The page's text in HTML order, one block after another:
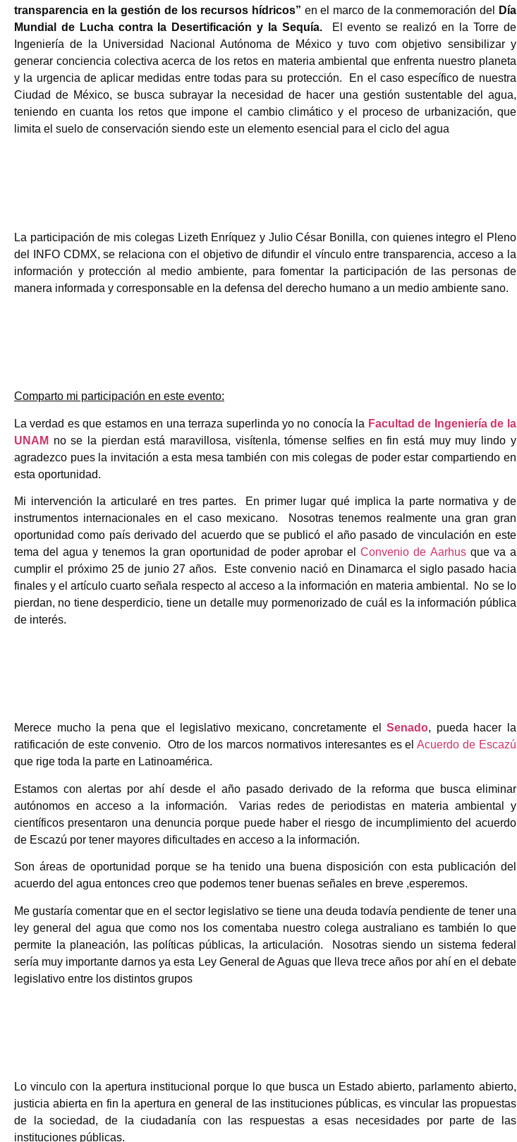
transparencia en la gestión de los recursos hídricos” en el marco de la conmemoración del
Día
Mundial de Lucha contra la Desertificación y la Sequía.
El evento se realizó en la Torre de
Ingeniería de la Universidad Nacional Autónoma de México y tuvo com objetivo sensibilizar y
generar conciencia colectiva acerca de los retos en materia ambiental que enfrenta nuestro planeta
y la urgencia de aplicar medidas entre todas para su protección. En el caso específico de nuestra
Ciudad de México, se busca subrayar la necesidad de hacer una gestión sustentable del agua,
teniendo en cuanta los retos que impone el cambio climático y el proceso de urbanización, que
limita el suelo de conservación siendo este un elemento esencial para el ciclo del agua
La participación de mis colegas Lizeth Enríquez y Julio César Bonilla, con quienes integro el Pleno
del INFO CDMX, se relaciona con el objetivo de difundir el vínculo entre transparencia, acceso a la
información y protección al medio ambiente, para fomentar la participación de las personas de
manera informada y corresponsable en la defensa del derecho humano a un medio ambiente sano.
Comparto mi participación en este evento:
La verdad es que estamos en una terraza superlinda yo no conocía la Facultad de Ingeniería de la
UNAM no se la pierdan está maravillosa, visítenla, tómense selfies en fin está muy muy lindo y
agradezco pues la invitación a esta mesa también con mis colegas de poder estar compartiendo en
esta oportunidad.
Mi intervención la articularé en tres partes. En primer lugar qué implica la parte normativa y de
instrumentos internacionales en el caso mexicano. Nosotras tenemos realmente una gran gran
oportunidad como país derivado del acuerdo que se publicó el año pasado de vinculación en este
tema del agua y tenemos la gran oportunidad de poder aprobar elConvenio de Aarhusque va a
cumplir el próximo 25 de junio 27 años. Este convenio nació en Dinamarca el siglo pasado hacia
finales y el artículo cuarto señala respecto al acceso a la información en materia ambiental. No se lo
pierdan, no tiene desperdicio, tiene un detalle muy pormenorizado de cuál es la información pública
de interés.
Merece mucho la pena que el legislativo mexicano, concretamente elSenado, pueda hacer la
ratificación de este convenio. Otro de los marcos normativos interesantes es elAcuerdo de Escazú
que rige toda la parte en Latinoamérica.
Estamos con alertas por ahí desde el año pasado derivado de la reforma que busca eliminar
autónomos en acceso a la información. Varias redes de periodistas en materia ambiental y
científicos presentaron una denuncia porque puede haber el riesgo de incumplimiento del acuerdo
de Escazú por tener mayores dificultades en acceso a la información.
Son áreas de oportunidad porque se ha tenido una buena disposición con esta publicación del
acuerdo del agua entonces creo que podemos tener buenas señales en breve ,esperemos.
Me gustaría comentar que en el sector legislativo se tiene una deuda todavía pendiente de tener una
ley general del agua que como nos los comentaba nuestro colega australiano es también lo que
permite la planeación, las políticas públicas, la articulación. Nosotras siendo un sistema federal
sería muy importante darnos ya esta Ley General de Aguas que lleva trece años por ahí en el debate
legislativo entre los distintos grupos
Lo vinculo con la apertura institucional porque lo que busca un Estado abierto, parlamento abierto,
justicia abierta en fin la apertura en general de las instituciones públicas, es vincular las propuestas
de la sociedad, de la ciudadanía con las respuestas a esas necesidades por parte de las
instituciones públicas.